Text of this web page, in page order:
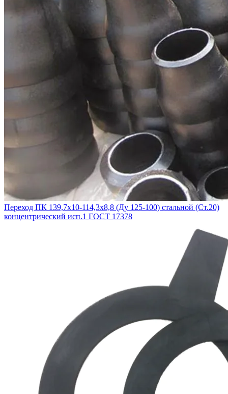
Переход ПК 139,7х10-114,3х8,8 (Ду 125-100) стальной (Ст.20)
концентрический исп.1 ГОСТ 17378